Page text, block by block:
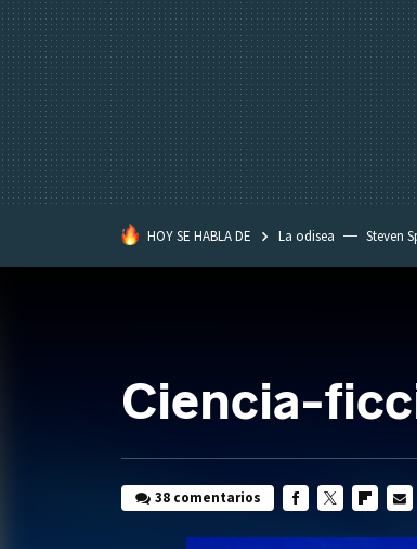
HOY SE HABLA DE La odisea Steven
Ciencia-
38 comentarios